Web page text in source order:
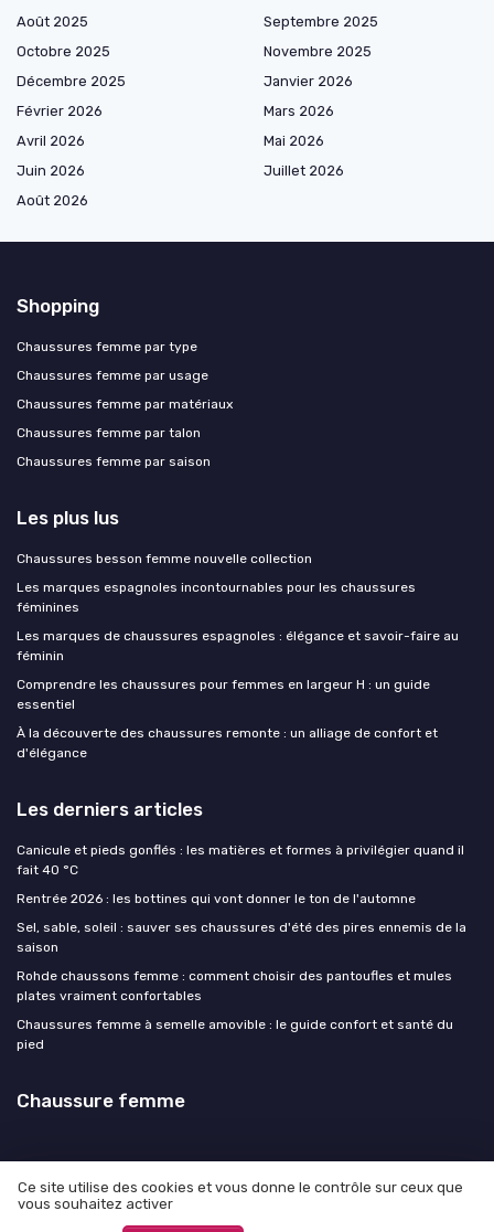
Août 2025
Septembre 2025
Octobre 2025
Novembre 2025
Décembre 2025
Janvier 2026
Février 2026
Mars 2026
Avril 2026
Mai 2026
Juin 2026
Juillet 2026
Août 2026
Shopping
Chaussures femme par type
Chaussures femme par usage
Chaussures femme par matériaux
Chaussures femme par talon
Chaussures femme par saison
Les plus lus
Chaussures besson femme nouvelle collection
Les marques espagnoles incontournables pour les chaussures
féminines
Les marques de chaussures espagnoles : élégance et savoir-faire au
féminin
Comprendre les chaussures pour femmes en largeur H : un guide
essentiel
À la découverte des chaussures remonte : un alliage de confort et
d'élégance
Les derniers articles
Canicule et pieds gonflés : les matières et formes à privilégier quand il
fait 40 °C
Rentrée 2026 : les bottines qui vont donner le ton de l'automne
Sel, sable, soleil : sauver ses chaussures d'été des pires ennemis de la
saison
Rohde chaussons femme : comment choisir des pantoufles et mules
plates vraiment confortables
Chaussures femme à semelle amovible : le guide confort et santé du
pied
Chaussure femme
Mentions légales
Ce site utilise des cookies et vous donne le contrôle sur ceux que
vous souhaitez activer